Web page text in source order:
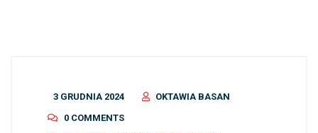
3 GRUDNIA 2024
OKTAWIA BASAN
0 COMMENTS